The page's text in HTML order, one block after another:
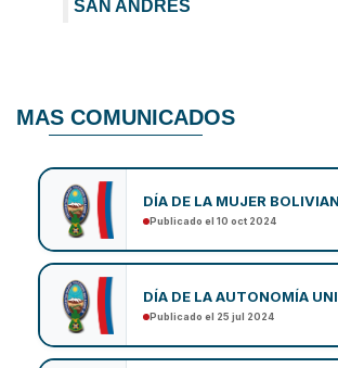
SAN ANDRÉS
MAS COMUNICADOS
DÍA DE LA MUJER
Publicado el 10 oct 2024
DÍA DE LA AUTONOMÍA
Publicado el 25 jul 2024